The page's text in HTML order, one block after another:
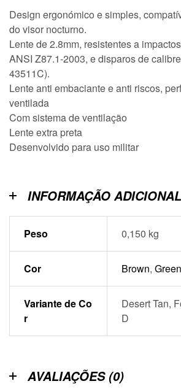
Design ergonómico e simples,
do visor nocturno.
Lente de 2.8mm, resistentes a
ANSI Z87.1-2003, e disparos de
43511C).
Lente anti embaciante e anti riscos,
ventilada
Com sistema de ventilação
Lente extra preta
Desenvolvido para uso militar
INFORMAÇÃO ADICIONAL
Peso 0,150 kg
Cor Brown, Green
Variante de Co
r
Desert Tan,
D
AVALIAÇÕES (0)